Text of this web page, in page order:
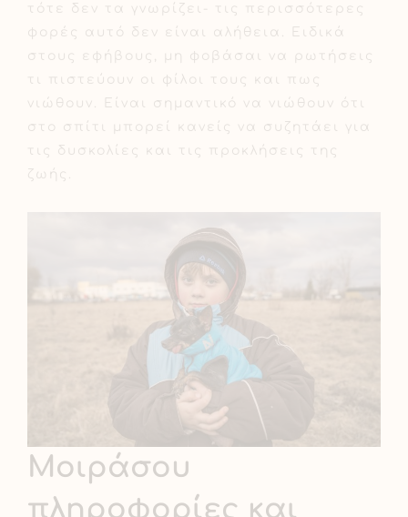
τότε δεν τα γνωρίζει- τις περισσότερες
φορές αυτό δεν είναι αλήθεια. Ειδικά
στους εφήβους, μη φοβάσαι να ρωτήσεις
τι πιστεύουν οι φίλοι τους και πως
νιώθουν. Είναι σημαντικό να νιώθουν ότι
στο σπίτι μπορεί κανείς να συζητάει για
τις δυσκολίες και τις προκλήσεις της
ζωής.
Μοιράσου
πληροφορίες και